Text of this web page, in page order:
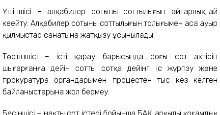
Үшіншісі – алқабилер сотының соттылығын айтарлықтай
кеңейту. Алқабилер сотының соттылығын толығымен аса ауыр
қылмыстар санатына жатқызу ұсынылады.
Төртіншісі – істі қарау барысында соңғы сот актісін
шығарғанға дейін соттың сотқа дейінгі іс жүргізу және
прокуратура органдарымен процестен тыс кез келген
байланыстарына жол бермеу.